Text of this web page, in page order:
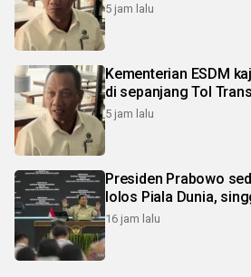
5 jam lalu
Kementerian ESDM
di sepanjang Tol
5 jam lalu
Presiden Prabowo
lolos Piala Dunia,
16 jam lalu